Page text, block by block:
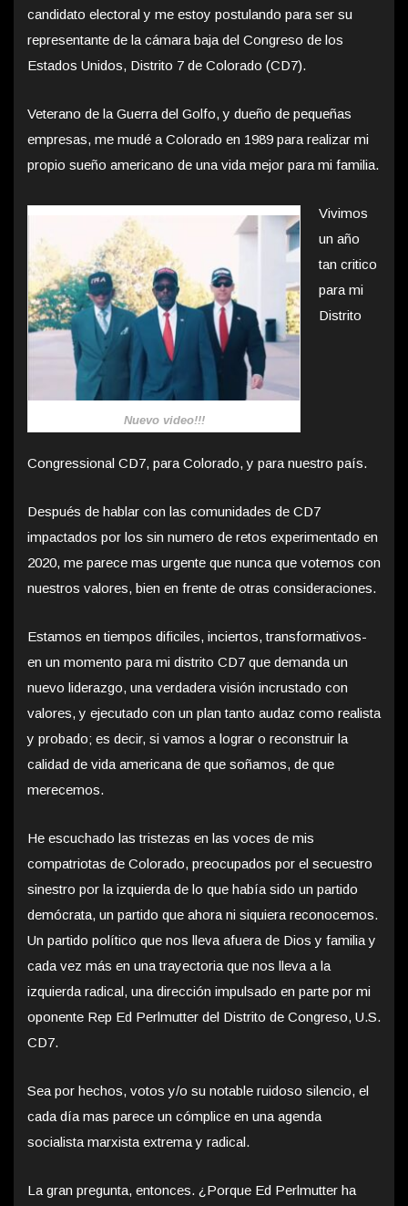
candidato electoral y me estoy postulando para ser su
representante de la cámara baja del Congreso de los
Estados Unidos, Distrito 7 de Colorado (CD7).
Veterano de la Guerra del Golfo, y dueño de pequeñas
empresas, me mudé a Colorado en 1989 para realizar mi
propio sueño americano de una vida mejor para mi familia.
Nuevo video!!!
Vivimos
un año
tan critico
para mi
Distrito
Congressional CD7, para Colorado, y para nuestro país.
Después de hablar con las comunidades de CD7
impactados por los sin numero de retos experimentado en
2020, me parece mas urgente que nunca que votemos con
nuestros valores, bien en frente de otras consideraciones.
Estamos en tiempos dificiles, inciertos, transformativos-
en un momento para mi distrito CD7 que demanda un
nuevo liderazgo, una verdadera visión incrustado con
valores, y ejecutado con un plan tanto audaz como realista
y probado; es decir, si vamos a lograr o reconstruir la
calidad de vida americana de que soñamos, de que
merecemos.
He escuchado las tristezas en las voces de mis
compatriotas de Colorado, preocupados por el secuestro
sinestro por la izquierda de lo que había sido un partido
demócrata, un partido que ahora ni siquiera reconocemos.
Un partido político que nos lleva afuera de Dios y familia y
cada vez más en una trayectoria que nos lleva a la
izquierda radical, una dirección impulsado en parte por mi
oponente Rep Ed Perlmutter del Distrito de Congreso, U.S.
CD7.
Sea por hechos, votos y/o su notable ruidoso silencio, el
cada día mas parece un cómplice en una agenda
socialista marxista extrema y radical.
La gran pregunta, entonces. ¿Porque Ed Perlmutter ha